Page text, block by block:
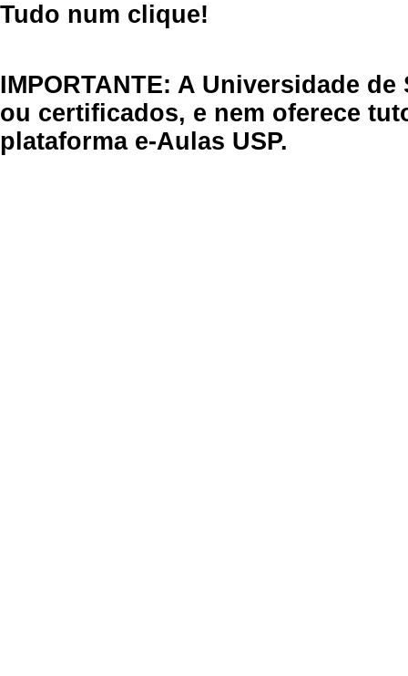
Tudo num clique!
IMPORTANTE: A Universidade
ou certificados, e nem oferece
plataforma e-Aulas USP.